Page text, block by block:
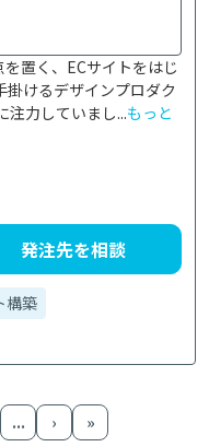
置く、ECサイトをはじ
けるデザインプロダク
注力していまし...もっと
発注先を相談
構築
... › »